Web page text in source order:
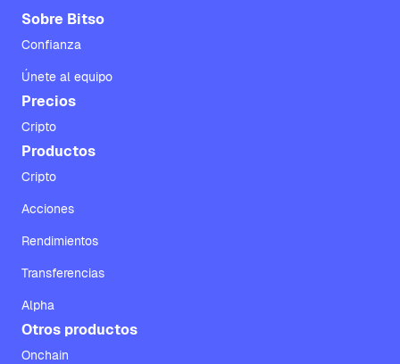
Sobre Bitso
Confianza
Únete al equipo
Precios
Cripto
Productos
Cripto
Acciones
Rendimientos
Transferencias
Alpha
Otros productos
Onchain